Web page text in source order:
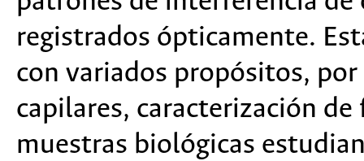
registrados ópticamente.
con variados propósitos,
capilares, caracterización
muestras biológicas